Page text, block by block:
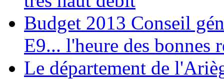
Budget 2013 Conseil
E9... l'heure des bonnes
Le département de